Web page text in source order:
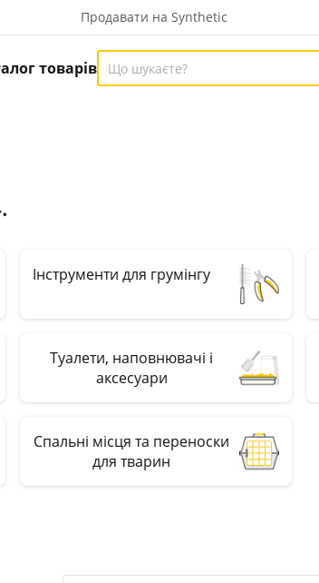
Продавати на Synthetic
товарів
Інструменти для грумінгу
Туалети, наповнювачі і
аксесуари
Спальні місця та переноски
для тварин